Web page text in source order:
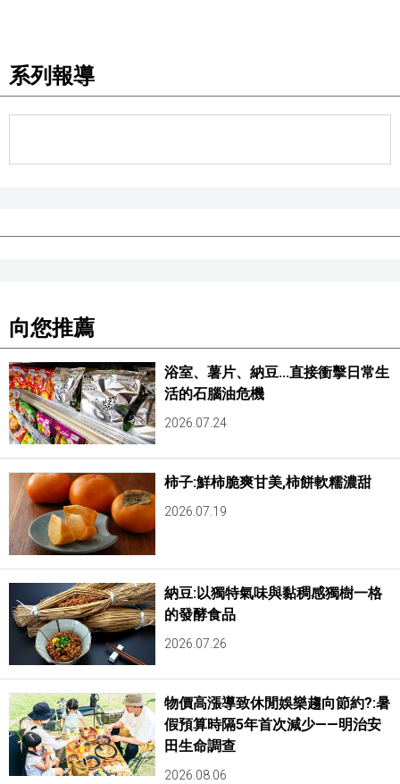
系列報導
向您推薦
浴室、薯片、納豆...直接衝擊日常生
活的石腦油危機
2026.07.24
柿子:鮮柿脆爽甘美,柿餅軟糯濃甜
2026.07.19
納豆:以獨特氣味與黏稠感獨樹一格
的發酵食品
2026.07.26
物價高漲導致休閒娛樂趨向節約?:暑
假預算時隔5年首次減少——明治安
田生命調查
2026.08.06